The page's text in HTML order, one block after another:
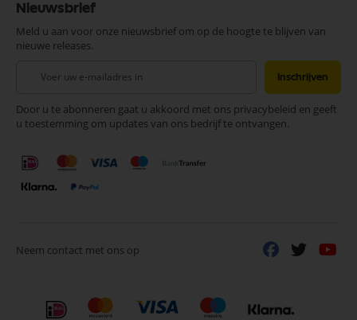
Nieuwsbrief
Meld u aan voor onze nieuwsbrief om op de hoogte te blijven van
nieuwe releases.
onze
nieuwsbrief
Inschrijven
Door u te abonneren gaat u akkoord met ons privacybeleid en geeft
u toestemming om updates van ons bedrijf te ontvangen.
Neem contact met ons op